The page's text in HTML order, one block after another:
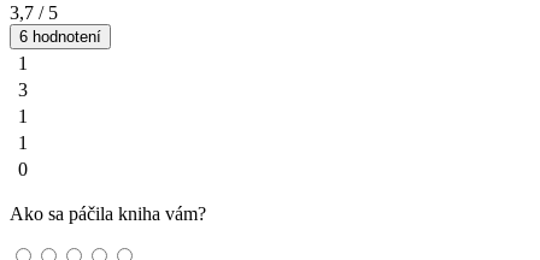
3,7 / 5
6 hodnotení
1
3
1
1
0
Ako sa páčila kniha vám?